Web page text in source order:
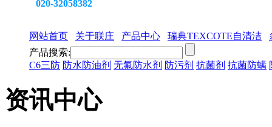
020-32058382
网站首页 关于联庄 产品中心 瑞典TEXCOTE自清洁
产品搜索:
C6三防 防水防油剂 无氟防水剂 防污剂 抗菌剂 抗菌防螨
资讯中心